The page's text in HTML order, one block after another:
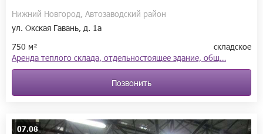
Нижний Новгород, Автозаводский район
ул. Окская Гавань, д. 1а
750 м²
складское
Аренда теплого склада, отдельностоящее здание, общ…
Позвонить
07.08